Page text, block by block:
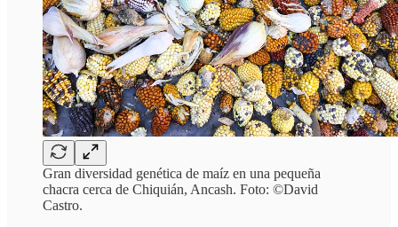
Gran diversidad genética de maíz en una pequeña
chacra cerca de Chiquián, Ancash. Foto: ©David
Castro.